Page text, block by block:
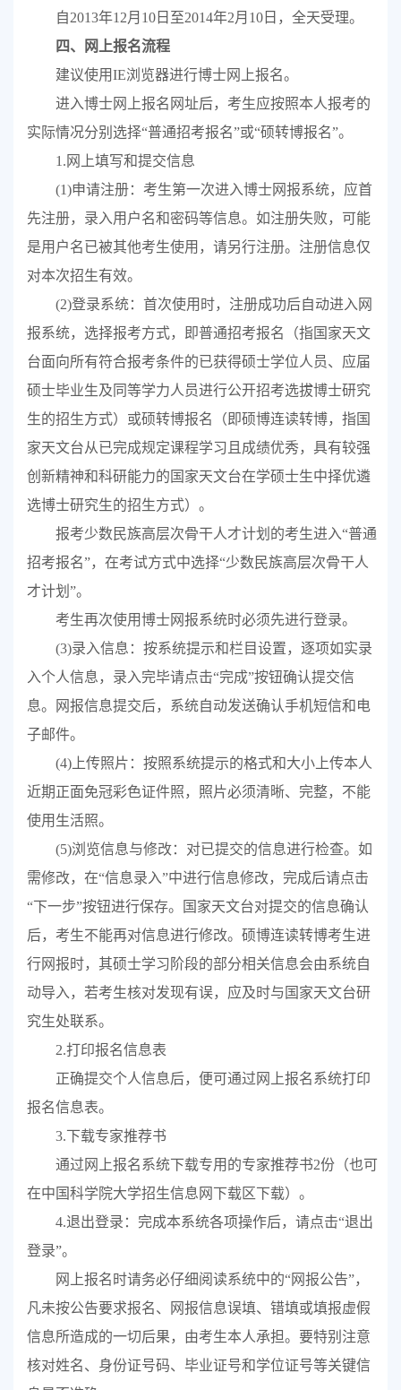
自2013年12月 10日至2014年2月 10日，全天受理。
四、网上报名流程
建议使用IE浏览器进行博士网上报名。
进入博士网上报名网址后，考生应按照本人报考的
实际情况分别选择“普通招考报名”或“硕转博报名”。
1. 网上填写和提交信息
(1)申请注册：考生第一次进入博士网报系统，应首
先注册，录入用户名和密码等信息。如注册失败，可能
是用户名已被其他考生使用，请另行注册。注册信息仅
对本次招生有效。
(2)登录系统：首次使用时，注册成功后自动进入网
报系统，选择报考方式，即普通招考报名（指国家天文
台面向所有符合报考条件的已获得硕士学位人员、应届
硕士毕业生及同等学力人员进行公开招考选拔博士研究
生的招生方式） 或硕转博报名（即硕博连读转博， 指国
家天文台从已完成规定课程学习且成绩优秀，具有较强
创新精神和科研能力的 国家天文台在学硕士生中择优遴
选博士研究生的招生方式） 。
报考少数民族高层次骨干人才计划的考生进入“普通
招考报名”，在考试方式中选择“少数民族高层次骨干人
才计划”。
考生再次使用博士网报系统时必须先进行登录。
(3)录入信息：按系统提示和栏目设置，逐项如实录
入个人信息，录入完毕请点击“完成”按钮确认提交信
息。网报信息提交后，系统自动发送确认手机短信和电
子邮件。
(4)上传照片：按照系统提示的格式和大小上传本人
近期正面免冠彩色证件照，照片必须清晰、完整，不能
使用生活照。
(5)浏览信息与修改：对已提交的信息进行检查。如
需修改，在“信息录入”中进行信息修改，完成后请点击
“下一步”按钮进行保存。
国家天文台对提交的信息确认
后，考生不能再对信息进行修改。硕博连读转博考生进
行网报时，其硕士学习阶段的部分相关信息会由系统自
动导入，若考生核对发现有误，应及时与 国家天文台研
究生处联系。
2.打印报名信息表
正确提交个人信息后，便可通过网上报名系统打印
报名信息表。
3.下载专家推荐书
通过网上报名系统下载专用的专家推荐书2份（也可
在中国科学院大学招生信息网下载区下载）。
4.退出登录：完成本系统各项操作后，请点击“退出
登录”。
网上报名时请务必仔细阅读系统中的“网报公告”，
凡未按公告要求报名、网报信息误填、错填或填报虚假
信息所造成的一切后果，由考生本人承担。要特别注意
核对姓名、身份证号码、毕业证号和学位证号等关键信